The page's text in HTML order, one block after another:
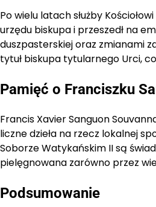
Po wielu latach służby
urzędu biskupa i przeszedł na
duszpasterskiej oraz zmianami
tytuł biskupa tytularnego Urci,
Pamięć o Franciszku
Francis Xavier Sanguon
liczne dzieła na rzecz lokalnej
Soborze Watykańskim II są
pielęgnowana zarówno przez
Podsumowanie